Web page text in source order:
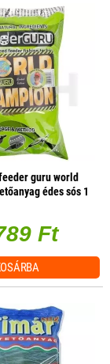
guru world
édes sós 1
Ft